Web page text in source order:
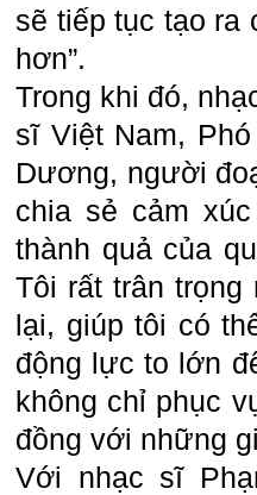
sẽ tiếp tục tạo ra
hơn”.
Trong khi đó,
sĩ Việt Nam,
Dương, người
chia sẻ cảm
thành quả của
Tôi rất trân
lại, giúp tôi có
động lực to lớn
không chỉ phục
đồng với những
Với nhạc sĩ